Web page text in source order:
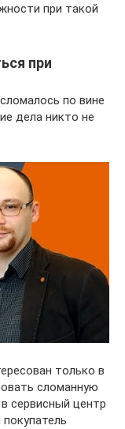
при такой
при
по вине
дела никто не
только в
сломанную
сервисный центр